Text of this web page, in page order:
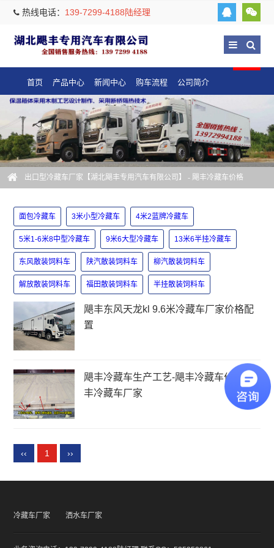
热线电话： 139-7299-4188陆经理
首页 产品中心 新闻中心 购车流程 公司简介
出口型冷藏车厂家【湖北飓丰专用汽车有限公司】 - 飓丰冷藏车价格
面包冷藏车 3米小型冷藏车 4米2蓝牌冷藏车
5米1-6米8中型冷藏车 9米6大型冷藏车 13米6半挂冷藏车
东风散装饲料车 陕汽散装饲料车 柳汽散装饲料车
解放散装饲料车 福田散装饲料车 半挂散装饲料车
飓丰东风天龙kl 9.6米冷藏车厂家价格配
置
飓丰冷藏车生产工艺-飓丰冷藏车价格-飓
丰冷藏车厂家
‹‹ 1 ››
冷藏车厂家 洒水车厂家